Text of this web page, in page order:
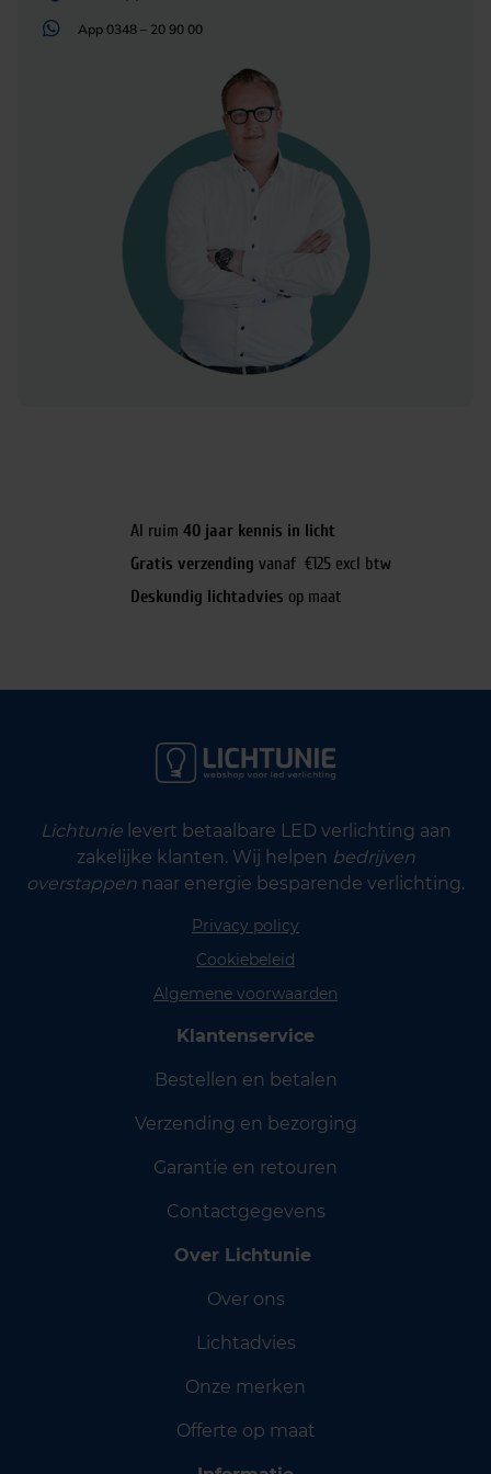
App 0348 – 20 90 00
Al ruim 40 jaar kennis in licht
Gratis verzending vanaf €125 excl btw
Deskundig lichtadvies op maat
Lichtunielevert betaalbare LED verlichting aan
zakelijke klanten. Wij helpen bedrijven
overstappen naar energie besparende verlichting.
Privacy policy
Cookiebeleid
Algemene voorwaarden
Klantenservice
Bestellen en betalen
Verzending en bezorging
Garantie en retouren
Contactgegevens
Over Lichtunie
Over ons
Lichtadvies
Onze merken
Offerte op maat